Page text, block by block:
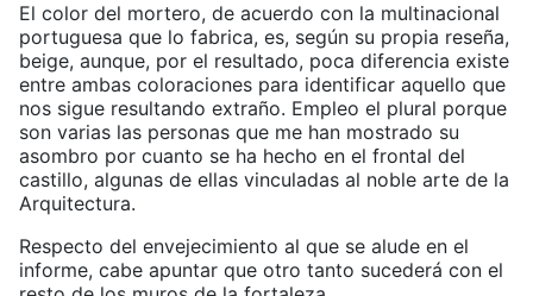
El color del mortero, de acuerdo con la multinacional
portuguesa que lo fabrica, es, según su propia reseña,
beige, aunque, por el resultado, poca diferencia existe
entre ambas coloraciones para identificar aquello que
nos sigue resultando extraño. Empleo el plural porque
son varias las personas que me han mostrado su
asombro por cuanto se ha hecho en el frontal del
castillo, algunas de ellas vinculadas al noble arte de la
Arquitectura.
Respecto del envejecimiento al que se alude en el
informe, cabe apuntar que otro tanto sucederá con el